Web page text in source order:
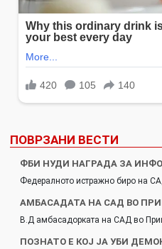
ПОВРЗАНИ ВЕСТИ
ФБИ НУДИ НАГРАДА ЗА
Федералното истражно биро на
АМБАСАДАТА НА САД ВО
В.Д амбасадорката на САД во
ПОЗНАТО Е КОЈ ЈА УБИ